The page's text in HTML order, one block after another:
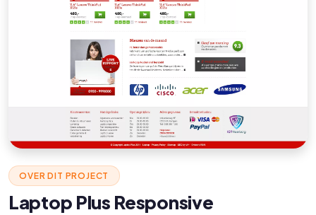
OVER DIT PROJECT
Laptop Plus Responsive